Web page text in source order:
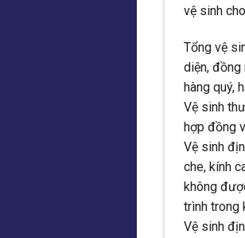
vệ sinh
Tổng vệ
diện, đồng
hàng quý,
Vệ sinh
hợp đồng
Vệ sinh
che, kính
không
trình trong
Vệ sinh